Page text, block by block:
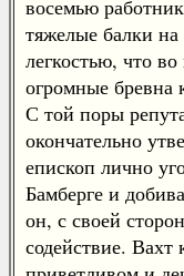
восемью
тяжелые балки
легкостью, что
огромные бревна
С той поры
окончательно
епископ лично
Бамберге и
он, с своей
содействие. Вахт